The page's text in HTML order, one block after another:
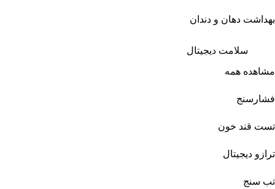
بهداشت دهان و دندان
سلامت دیجیتال
مشاهده همه
فشارسنج
تست قند خون
ترازو دیجیتال
تب سنج